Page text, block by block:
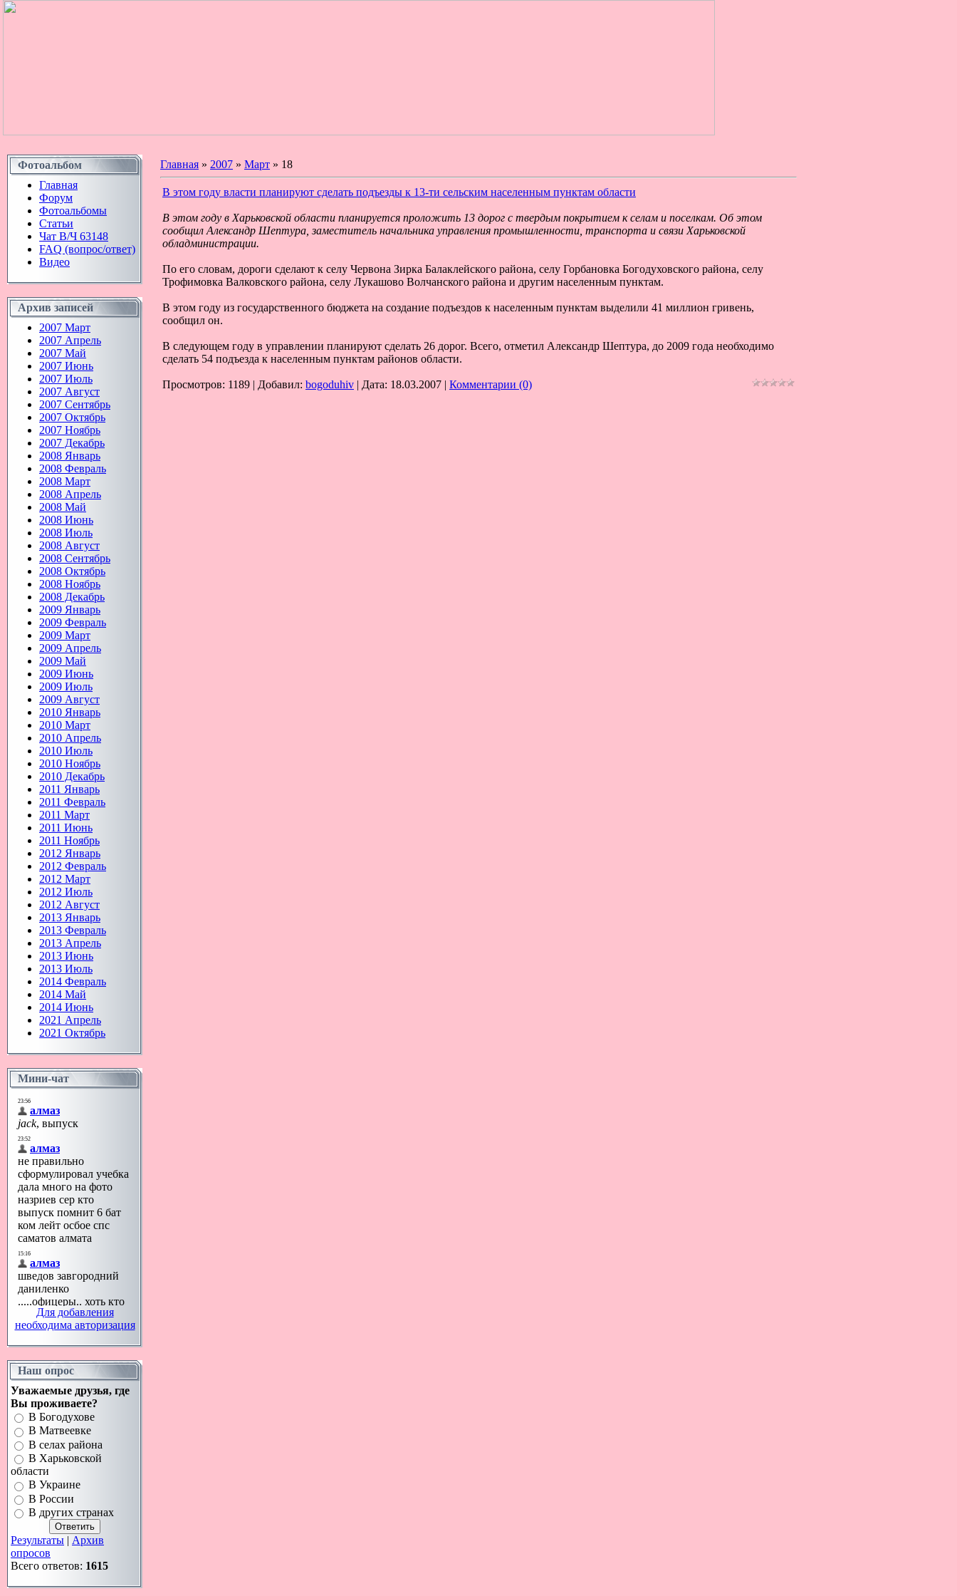
Фотоальбом
Главная
Форум
Фотоальбомы
Статьи
Чат В/Ч 63148
FAQ (вопрос/ответ)
Видео
Архив записей
2007 Март
2007 Апрель
2007 Май
2007 Июнь
2007 Июль
2007 Август
2007 Сентябрь
2007 Октябрь
2007 Ноябрь
2007 Декабрь
2008 Январь
2008 Февраль
2008 Март
2008 Апрель
2008 Май
2008 Июнь
2008 Июль
2008 Август
2008 Сентябрь
2008 Октябрь
2008 Ноябрь
2008 Декабрь
2009 Январь
2009 Февраль
2009 Март
2009 Апрель
2009 Май
2009 Июнь
2009 Июль
2009 Август
2010 Январь
2010 Март
2010 Апрель
2010 Июль
2010 Ноябрь
2010 Декабрь
2011 Январь
2011 Февраль
2011 Март
2011 Июнь
2011 Ноябрь
2012 Январь
2012 Февраль
2012 Март
2012 Июль
2012 Август
2013 Январь
2013 Февраль
2013 Апрель
2013 Июнь
2013 Июль
2014 Февраль
2014 Май
2014 Июнь
2021 Апрель
2021 Октябрь
Мини-чат
Для добавления
необходима авторизация
Наш опрос
Уважаемые друзья, где
Вы проживаете?
В Богодухове
В Матвеевке
В селах района
В Харьковской
области
В Украине
В России
В других странах
Результаты | Архив
опросов
Всего ответов: 1615
Главная » 2007 » Март » 18
В этом году власти планируют сделать подъезды к 13-ти сельским населенным пунктам области
В этом году в Харьковской области планируется проложить 13 дорог с твердым покрытием к селам и поселкам. Об этом
сообщил Александр Шептура, заместитель начальника управления промышленности, транспорта и связи Харьковской
обладминистрации.
По его словам, дороги сделают к селу Червона Зирка Балаклейского района, селу Горбановка Богодуховского района, селу
Трофимовка Валковского района, селу Лукашово Волчанского района и другим населенным пунктам.
В этом году из государственного бюджета на создание подъездов к населенным пунктам выделили 41 миллион гривень,
сообщил он.
В следующем году в управлении планируют сделать 26 дорог. Всего, отметил Александр Шептура, до 2009 года необходимо
сделать 54 подъезда к населенным пунктам районов области.
Просмотров: 1189 | Добавил: bogoduhiv | Дата: 18.03.2007 | Комментарии (0)